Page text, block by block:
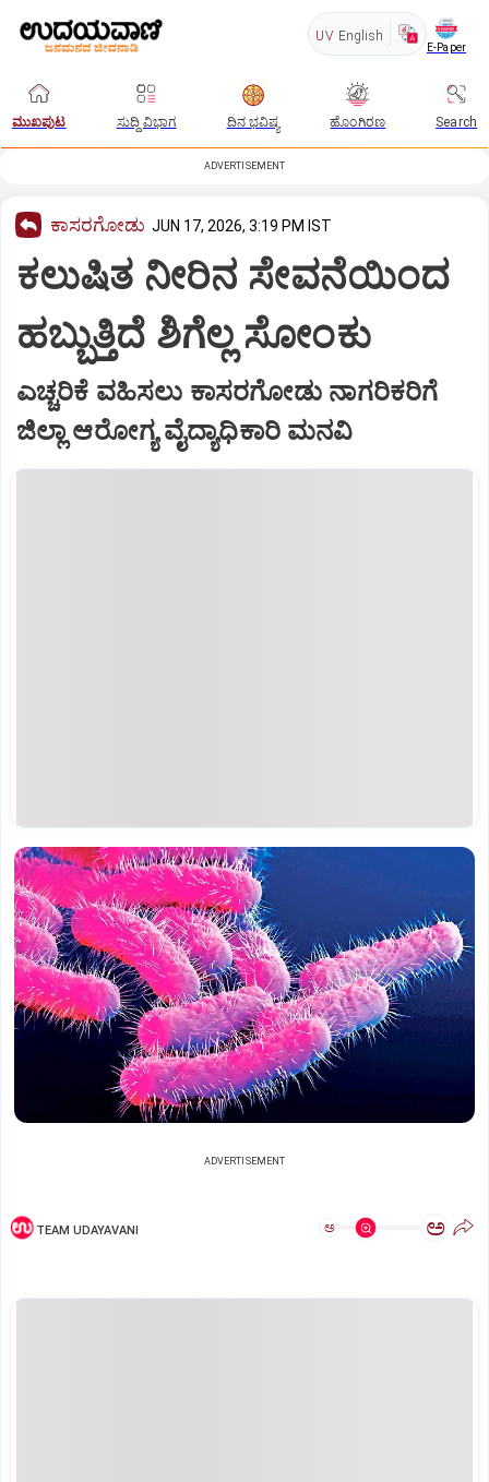
UV English
E-Paper
ಮುಖಪುಟ ಸುದ್ದಿ ವಿಭಾಗ ದಿನ ಭವಿಷ್ಯ ಹೊಂಗಿರಣ Search
ADVERTISEMENT
ಕಾಸರಗೋಡು JUN 17, 2026, 3:19 PM IST
ಕಲುಷಿತ ನೀರಿನ ಸೇವನೆಯಿಂದ
ಹಬ್ಬುತ್ತಿದೆ ಶಿಗೆಲ್ಲ ಸೋಂಕು
ಎಚ್ಚರಿಕೆ ವಹಿಸಲು ಕಾಸರಗೋಡು ನಾಗರಿಕರಿಗೆ
ಜಿಲ್ಲಾ ಆರೋಗ್ಯ ವೈದ್ಯಾಧಿಕಾರಿ ಮನವಿ
ADVERTISEMENT
TEAM UDAYAVANI ಅ ಅ